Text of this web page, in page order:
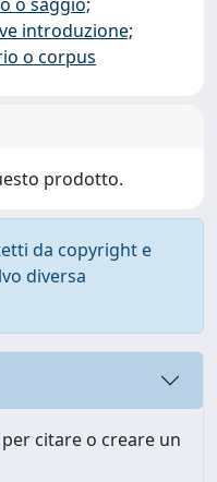
introduzione;
o corpus
prodotto.
da copyright e
diversa
citare o creare un